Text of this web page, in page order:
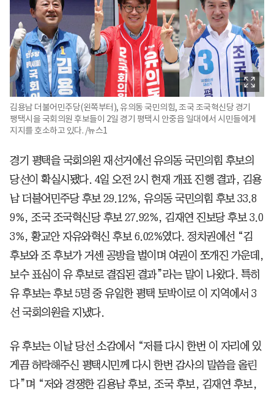
김용남 더불어민주당(왼쪽부터), 유의동 국민의힘, 조국 조국혁신당 경기
팽택시을 국회의원 후보들이 2일 경기 평택시 안중읍 일대에서 시민들에게
지지를 호소하고 있다. /뉴스1
경기 평택을 국회의원 재선거에선 유의동 국민의힘 후보의
당선이 확실시됐다. 4일 오전 2시 현재 개표 진행 결과, 김용
남 더불어민주당 후보 29.12%, 유의동 국민의힘 후보 33.8
9%, 조국 조국혁신당 후보 27.92%, 김재연 진보당 후보 3.0
3%, 황교안 자유와혁신 후보 6.02%였다. 정치권에선 “김
후보와 조 후보가 거센 공방을 벌이며 여권이 쪼개진 가운데,
보수 표심이 유 후보로 결집된 결과”라는 말이 나왔다. 특히
유 후보는 후보 5명 중 유일한 평택 토박이로 이 지역에서 3
선 국회의원을 지냈다.
유 후보는 이날 당선 소감에서 “저를 다시 한번 이 자리에 있
게끔 허락해주신 평택시민께 다시 한번 감사의 말씀을 올린
다”며 “저와 경쟁한 김용남 후보, 조국 후보, 김재연 후보,